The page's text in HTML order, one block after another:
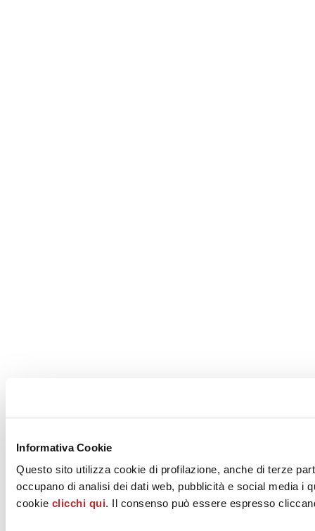
Informativa Cookie
Questo sito utilizza cookie di profilazione, anche di terze
occupano di analisi dei dati web, pubblicità e social media i
cookie clicchi qui. Il consenso può essere espresso